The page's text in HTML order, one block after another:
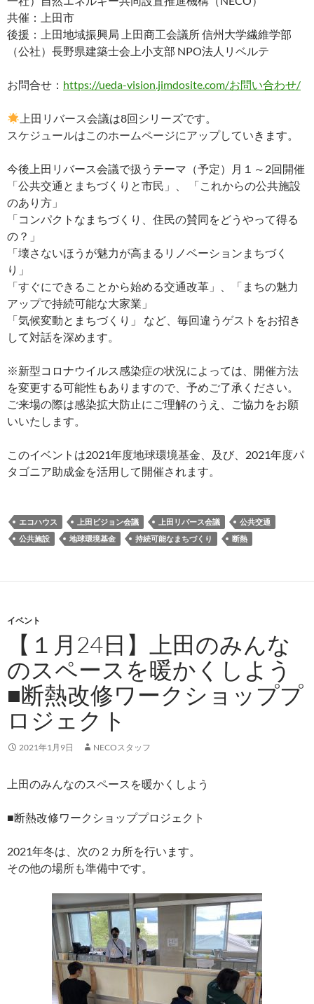
共催：上田市
後援：上田地域振興局 上田商工会議所 信州大学繊維学部
（公社）長野県建築士会上小支部 NPO法人リベルテ
お問合せ： https://ueda-vision.jimdosite.com/お問い合わせ/
上田リバース会議は8回シリーズです。
スケジュールはこのホームページにアップしていきます。
今後上田リバース会議で扱うテーマ（予定）月１～2回開催
「公共交通とまちづくりと市民」、 「これからの公共施設
のあり方」
「コンパクトなまちづくり、住民の賛同をどうやって得る
の？」
「壊さないほうが魅力が高まるリノベーションまちづく
り」
「すぐにできることから始める交通改革」、「まちの魅力
アップで持続可能な大家業」
「気候変動とまちづくり」 など、毎回違うゲストをお招き
して対話を深めます。
※新型コロナウイルス感染症の状況によっては、開催方法
を変更する可能性もありますので、予めご了承ください。
ご来場の際は感染拡大防止にご理解のうえ、ご協力をお願
いいたします。
このイベントは2021年度地球環境基金、及び、2021年度パ
タゴニア助成金を活用して開催されます。
エコハウス 上田ビジョン会議 上田リバース会議
公共交通
公共施設
地球環境基金 持続可能なまちづくり 断熱
イベント
【１月24日】上田のみんな
のスペースを暖かくしよう
■断熱改修ワークショッププ
ロジェクト
2021年1月9日 NECOスタッフ
上田のみんなのスペースを暖かくしよう
■断熱改修ワークショッププロジェクト
2021年冬は、次の２カ所を行います。
その他の場所も準備中です。